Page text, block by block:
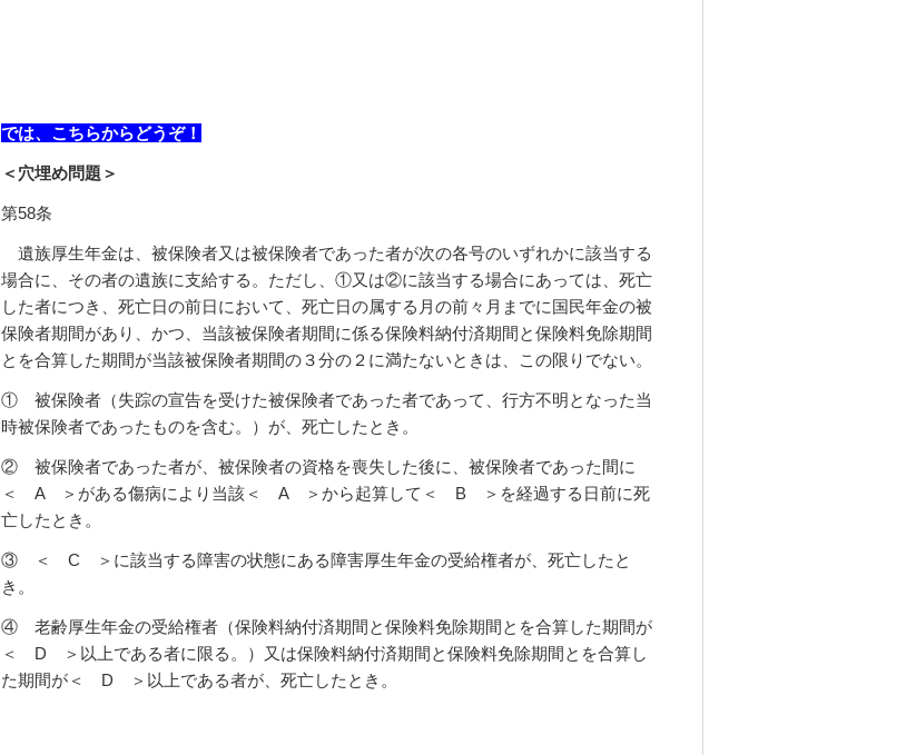
では、こちらからどうぞ！
＜穴埋め問題＞
第58条
遺族厚生年金は、被保険者又は被保険者であった者が次の各号のいずれかに該当する
場合に、その者の遺族に支給する。ただし、①又は②に該当する場合にあっては、死亡
した者につき、死亡日の前日において、死亡日の属する月の前々月までに国民年金の被
保険者期間があり、かつ、当該被保険者期間に係る保険料納付済期間と保険料免除期間
とを合算した期間が当該被保険者期間の３分の２に満たないときは、この限りでない。
① 被保険者（失踪の宣告を受けた被保険者であった者であって、行方不明となった当
時被保険者であったものを含む。）が、死亡したとき。
② 被保険者であった者が、被保険者の資格を喪失した後に、被保険者であった間に
＜ A ＞がある傷病により当該＜ A ＞から起算して＜ B ＞を経過する日前に死
亡したとき。
③ ＜ C ＞に該当する障害の状態にある障害厚生年金の受給権者が、死亡したと
き。
④ 老齢厚生年金の受給権者（保険料納付済期間と保険料免除期間とを合算した期間が
＜ D ＞以上である者に限る。）又は保険料納付済期間と保険料免除期間とを合算し
た期間が＜ D ＞以上である者が、死亡したとき。